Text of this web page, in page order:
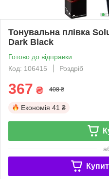
Тонувальна плівка
Dark Black
Готово до відправки
Код: 106415
Роздріб
367 ₴ 408 ₴
Економія 41 ₴